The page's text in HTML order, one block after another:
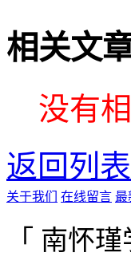
相关文
没有
返回列表
关于我们 在线留言 最
「 南怀